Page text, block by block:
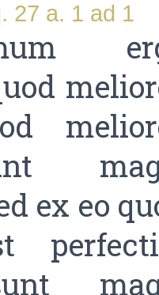
27 a. 1 ad 1
ex eo